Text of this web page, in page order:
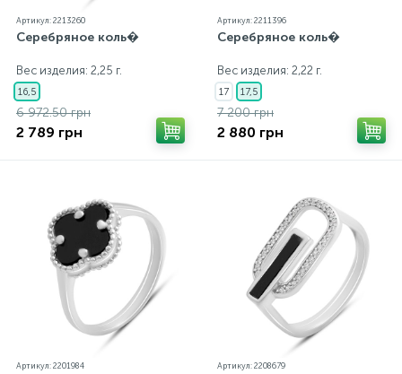
Артикул: 2213260
Серебряное коль�
Вес изделия: 2,25 г.
16,5
6 972.50 грн
2 789 грн
Артикул: 2211396
Серебряное коль�
Вес изделия: 2,22 г.
17 17,5
7 200 грн
2 880 грн
Артикул: 2201984 Артикул: 2208679
Серебряные колье
Серебряные сувениры
Золотые серьги
Золотые цепи